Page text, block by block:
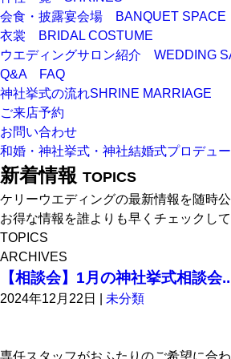
会食・披露宴会場
BANQUET
衣裳
BRIDAL COSTUME
ウエディングサロン紹介 WEDDING
Q&A
FAQ
神社挙式の流れSHRINE MARRIAGE
ご来店予約
お問い合わせ
和婚・神社挙式・神社結婚式プロデュ
新着情報 TOPICS
ケリーウエディングの最新情報を随時公
お得な情報を誰よりも早くチェックし
TOPICS
ARCHIVES
【相談会】1月の神社挙式相談会
2024年12月22日 未分類
専任スタッフがおふたりのご希望に合